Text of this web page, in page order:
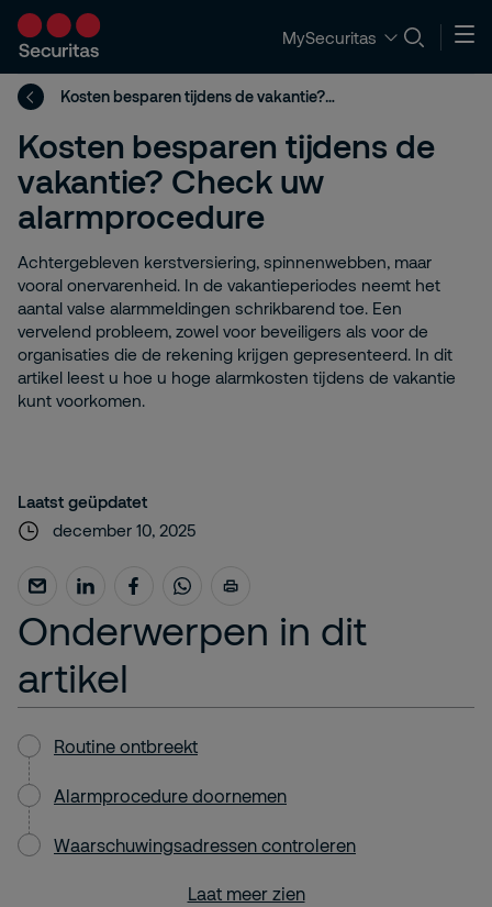
MySecuritas
Kosten besparen tijdens de vakantie? Check uw alarmprocedure
Kosten besparen tijdens de
vakantie? Check uw
alarmprocedure
Achtergebleven kerstversiering, spinnenwebben, maar
vooral onervarenheid. In de vakantieperiodes neemt het
aantal valse alarmmeldingen schrikbarend toe. Een
vervelend probleem, zowel voor beveiligers als voor de
organisaties die de rekening krijgen gepresenteerd. In dit
artikel leest u hoe u hoge alarmkosten tijdens de vakantie
kunt voorkomen.
Laatst geüpdatet
december 10, 2025
Onderwerpen in dit
artikel
Routine ontbreekt
Alarmprocedure doornemen
Waarschuwingsadressen controleren
Laat meer zien